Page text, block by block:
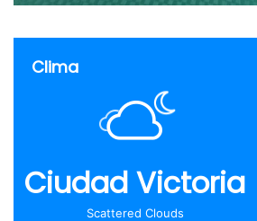
Clima
Ciudad Victoria
Scattered Clouds